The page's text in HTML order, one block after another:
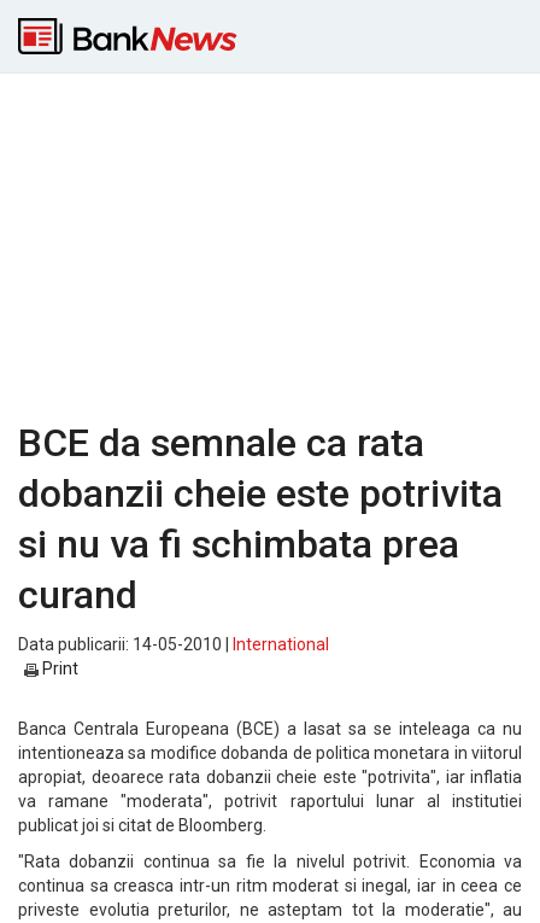
BCE da semnale ca rata
dobanzii cheie este potrivita
si nu va fi schimbata prea
curand
Data publicarii: 14-05-2010 |
International
Print
Banca Centrala Europeana (BCE) a lasat sa se inteleaga ca nu
intentioneaza sa modifice dobanda de politica monetara in viitorul
apropiat, deoarece rata dobanzii cheie este "potrivita", iar inflatia
va ramane "moderata", potrivit raportului lunar al institutiei
publicat joi si citat de Bloomberg.
"Rata dobanzii continua sa fie la nivelul potrivit. Economia va
continua sa creasca intr-un ritm moderat si inegal, iar in ceea ce
priveste evolutia preturilor, ne asteptam tot la moderatie", au